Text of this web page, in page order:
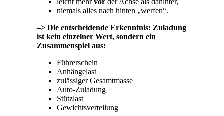
leicht mehrvor der Achse als dahinter,
niemals alles nach hinten „werfen“.
–> Die entscheidende Erkenntnis: Zuladung
ist kein einzelner Wert, sondern ein
Zusammenspiel aus:
Führerschein
Anhängelast
zulässiger Gesamtmasse
Auto-Zuladung
Stützlast
Gewichtsverteilung